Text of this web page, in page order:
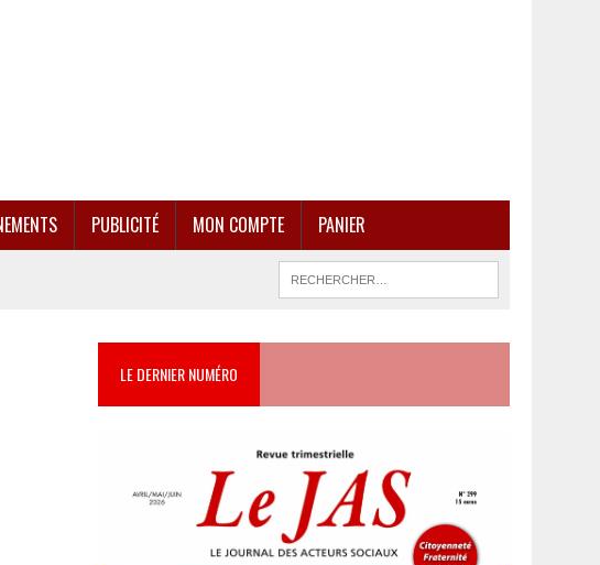
PUBLICITÉ MON COMPTE PANIER
LE DERNIER NUMÉRO